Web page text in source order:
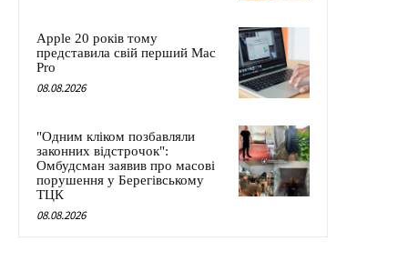
Apple 20 років тому
представила свій перший Mac
Pro
08.08.2026
"Одним кліком позбавляли
законних відстрочок":
Омбудсман заявив про масові
порушення у Берегівському
ТЦК
08.08.2026